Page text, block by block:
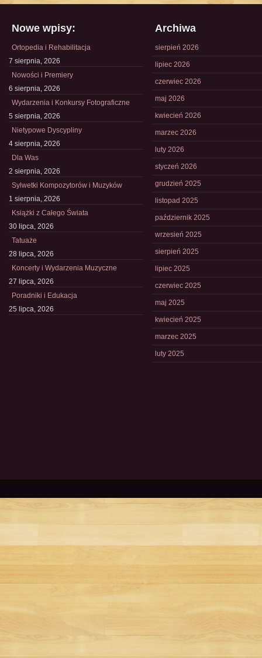
Nowe wpisy:
Ortopedia i Rehabilitacja
7 sierpnia, 2026
Nowości i Premiery
6 sierpnia, 2026
Wydarzenia i Konkursy Fotograficzne
5 sierpnia, 2026
Nietypowe Dyscypliny
4 sierpnia, 2026
Dla Was
2 sierpnia, 2026
Sylwetki Kompozytorów i Muzyków
1 sierpnia, 2026
Książki z Całego Świata
30 lipca, 2026
Tatuaże
28 lipca, 2026
Koncerty i Wydarzenia Muzyczne
27 lipca, 2026
Poradniki i Edukacja
25 lipca, 2026
Archiwa
sierpień 2026
lipiec 2026
czerwiec 2026
maj 2026
kwiecień 2026
marzec 2026
luty 2026
styczeń 2026
grudzień 2025
listopad 2025
październik 2025
wrzesień 2025
sierpień 2025
lipiec 2025
czerwiec 2025
maj 2025
kwiecień 2025
marzec 2025
luty 2025